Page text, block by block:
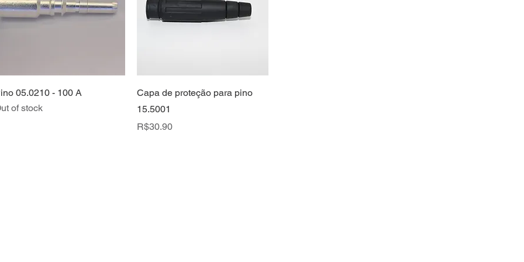
Quick View
05.0210 - 100 A
of stock
Quick View
Capa de proteção para pino
15.5001
Price
R$30.90